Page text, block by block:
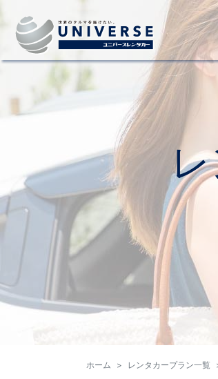
ホーム レンタカープラン一覧